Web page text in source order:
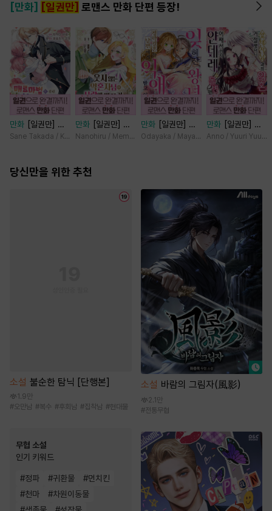
[만화] [일권만] 로맨스 만화 단편 등장!
만화
[일권만] 매
료 마법에 걸린 척
사랑꾼이 되었습니
Sane Takada / Koki Fuyutsuki
만화
[일권만] 웃
지 않는 약혼자님
습니다 [단행본]
Nanohiru / Memeko
만화
[일권만] 잊
혀진 왕녀지만 정
Odayaka / Maya Koike
만화
[일권만] 왕
태자님과의 약혼을
Anno / Yuuri
당신만을 위한 추천
소설 불순한 탐닉 [단행본]
1.9만
#오만남 #복수 #후회남 #집착남 #현대물
무협 소설
인기 키워드
#정파 #귀환물 #먼치킨
#천마 #차원이동물
소설 바람의 그림자(風影)
2.1만
#전통무협